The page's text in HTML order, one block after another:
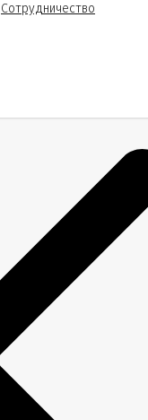
Сотрудничество